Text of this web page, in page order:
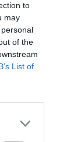
to
may
of the
List of